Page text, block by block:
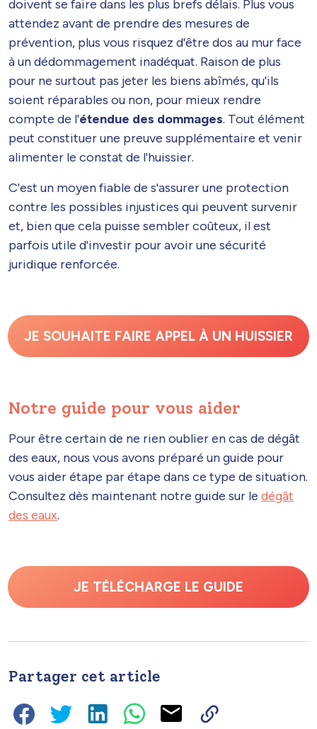
doivent se faire dans les plus brefs délais. Plus vous
attendez avant de prendre des mesures de
prévention, plus vous risquez d'être dos au mur face
à un dédommagement inadéquat. Raison de plus
pour ne surtout pas jeter les biens abîmés, qu'ils
soient réparables ou non, pour mieux rendre
compte de l'étendue des dommages. Tout élément
peut constituer une preuve supplémentaire et venir
alimenter le constat de l'huissier.
C'est un moyen fiable de s'assurer une protection
contre les possibles injustices qui peuvent survenir
et, bien que cela puisse sembler coûteux, il est
parfois utile d'investir pour avoir une sécurité
juridique renforcée.
JE SOUHAITE FAIRE APPEL À UN HUISSIER
Notre guide pour vous aider
Pour être certain de ne rien oublier en cas de dégât
des eaux, nous vous avons préparé un guide pour
vous aider étape par étape dans ce type de situation.
Consultez dès maintenant notre guide sur le dégât
des eaux.
JE TÉLÉCHARGE LE GUIDE
Partager cet article